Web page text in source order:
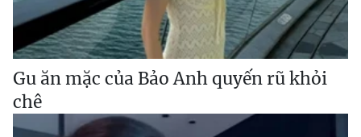
Gu ăn mặc của Bảo Anh quyến rũ khỏi
chê